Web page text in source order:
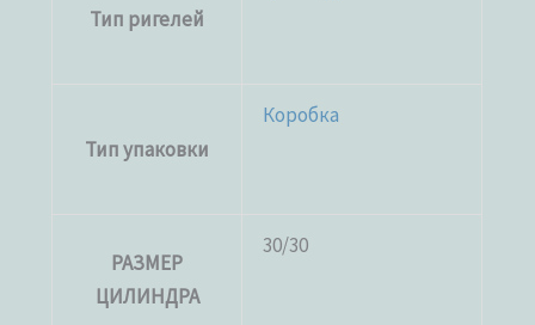
Тип ригелей
Тип упаковки
Коробка
РАЗМЕР
ЦИЛИНДРА
30/30